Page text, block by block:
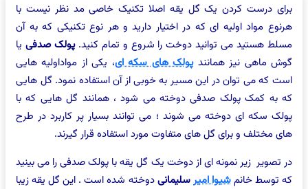
برای درست کردن یک گل یقه اصلا تکنیک خاصی مد نظر نیست با
هرنوع مواد اولیه ای که در اختیار دارید و هر نوع تکنیکی که به آن
مسلط هستید می توانید دوخت را شروع و تمام کنید.پولک صدفی یا
گوش ماهی نیز همانندپولک های سکه ای، یکی از مواداولیه هایی
است که می توان در این مسیر به خوبی از آن استفاده نمود. گل هایی
که به کمک پولک صدفی دوخته می شود ، همانند گل هایی که با
پولک سکه ای دوخته می شوند ؛ می توانند بسیار پر کاربرد در طرح
های مختلف و برای گل های متفاوت مورد استفاده قرار گیرند.
در تصویر زیر نمونه ای از دوخت یک گل یقه با پولک صدفی را می بینید
که توسط خانمشیوا امیرسلیمانیدوخته شده است . این گل یقه زیبا